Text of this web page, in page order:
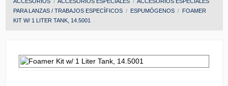
PARA LANZAS / TRABAJOS ESPECÍFICOS
ESPUMÓGENOS
FOAMER
KIT W/ 1 LITER TANK, 14.5001